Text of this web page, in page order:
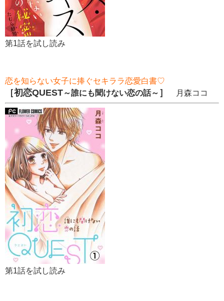
第1話を試し読み
恋を知らない女子に捧ぐセキララ恋愛白書♡
［初恋QUEST～誰にも聞けない恋の話～ ］ 月森ココ
第1話を試し読み